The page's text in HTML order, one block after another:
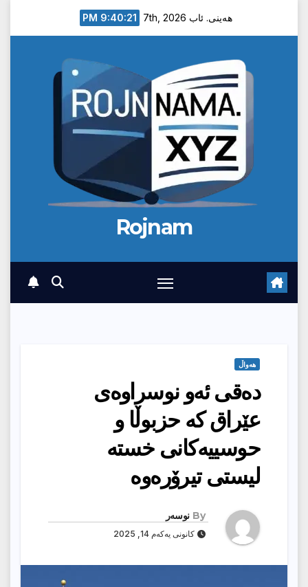
هەینی. ئاب 7th, 2026 9:40:21 PM
Rojnam
هەواڵ
ده‌قی ئه‌و نوسراوه‌ی
عێراق كه‌ حزبوڵا و
حوسییه‌كانی خسته‌
لیستی تیرۆره‌وه‌
By نوسەر
کانونی یەکەم 14, 2025